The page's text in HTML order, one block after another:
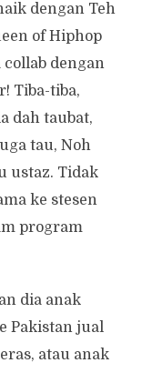
dengan Teh
of Hiphop
collab dengan
Tiba-tiba,
dah taubat,
tau, Noh
ustaz. Tidak
ke stesen
program
dia anak
Pakistan jual
atau anak